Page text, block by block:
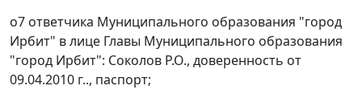
о7 ответчика Муниципального образования "город
Ирбит" в лице Главы Муниципального образования
"город Ирбит": Соколов Р.О., доверенность от
09.04.2010 г.., паспорт;